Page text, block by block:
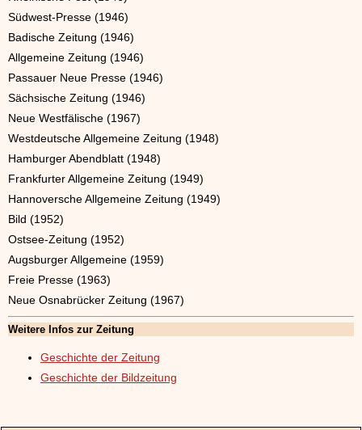
Südwest-Presse (1946)
Badische Zeitung (1946)
Allgemeine Zeitung (1946)
Passauer Neue Presse (1946)
Sächsische Zeitung (1946)
Neue Westfälische (1967)
Westdeutsche Allgemeine Zeitung (1948)
Hamburger Abendblatt (1948)
Frankfurter Allgemeine Zeitung (1949)
Hannoversche Allgemeine Zeitung (1949)
Bild (1952)
Ostsee-Zeitung (1952)
Augsburger Allgemeine (1959)
Freie Presse (1963)
Neue Osnabrücker Zeitung (1967)
Weitere Infos zur Zeitung
Geschichte der Zeitung
Geschichte der Bildzeitung